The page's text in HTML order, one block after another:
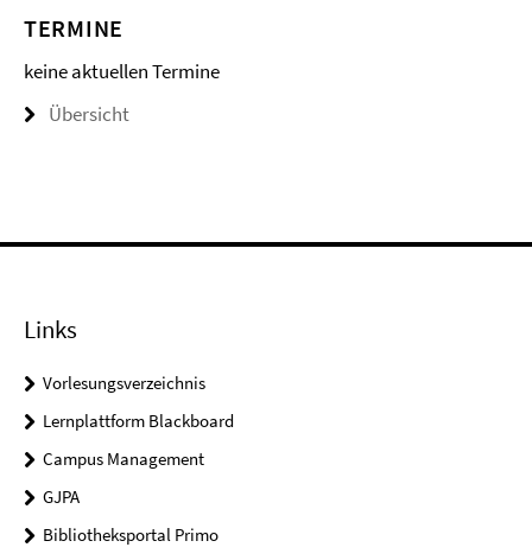
TERMINE
keine aktuellen Termine
Übersicht
Links
Vorlesungsverzeichnis
Lernplattform Blackboard
Campus Management
GJPA
Bibliotheksportal Primo